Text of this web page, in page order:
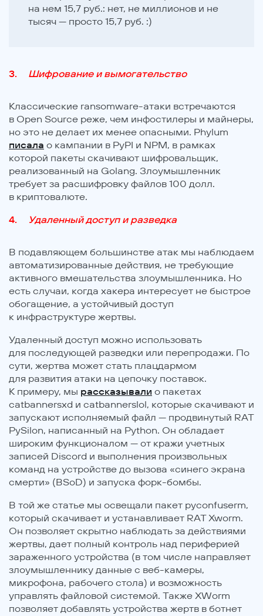
на нем 15,7 руб.: нет, не миллионов и не
тысяч — просто 15,7 руб. :)
Шифрование и вымогательство
Классические ransomware-атаки встречаются
в Open Source реже, чем инфостилеры и майнеры,
но это не делает их менее опасными. Phylum
писала о кампании в PyPI и NPM, в рамках
которой пакеты скачивают шифровальщик,
реализованный на Golang. Злоумышленник
требует за расшифровку файлов 100 долл.
в криптовалюте.
Удаленный доступ и разведка
В подавляющем большинстве атак мы наблюдаем
автоматизированные действия, не требующие
активного вмешательства злоумышленника. Но
есть случаи, когда хакера интересует не быстрое
обогащение, а устойчивый доступ
к инфраструктуре жертвы.
Удаленный доступ можно использовать
для последующей разведки или перепродажи. По
сути, жертва может стать плацдармом
для развития атаки на цепочку поставок.
К примеру, мы рассказывали о пакетах
catbannersxd и catbannerslol, которые скачивают и
запускают исполняемый файл — продвинутый RAT
PySilon, написанный на Python. Он обладает
широким функционалом — от кражи учетных
записей Discord и выполнения произвольных
команд на устройстве до вызова «синего экрана
смерти» (BSoD) и запуска форк-бомбы.
В той же статье мы освещали пакет pyconfuserm,
который скачивает и устанавливает RAT Xworm.
Он позволяет скрытно наблюдать за действиями
жертвы, дает полный контроль над периферией
зараженного устройства (в том числе направляет
злоумышленнику данные с веб-камеры,
микрофона, рабочего стола) и возможность
управлять файловой системой. Также XWorm
позволяет добавлять устройства жертв в ботнет